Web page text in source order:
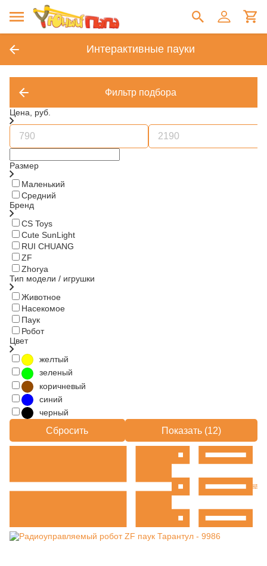
Интерактивные пауки
Фильтр подбора
Цена, руб.
Размер
Маленький
Средний
Бренд
CS Toys
Cute SunLight
RUI CHUANG
ZF
Zhorya
Тип модели / игрушки
Животное
Насекомое
Паук
Робот
Цвет
желтый
зеленый
коричневый
синий
черный
Сбросить Показать (12)